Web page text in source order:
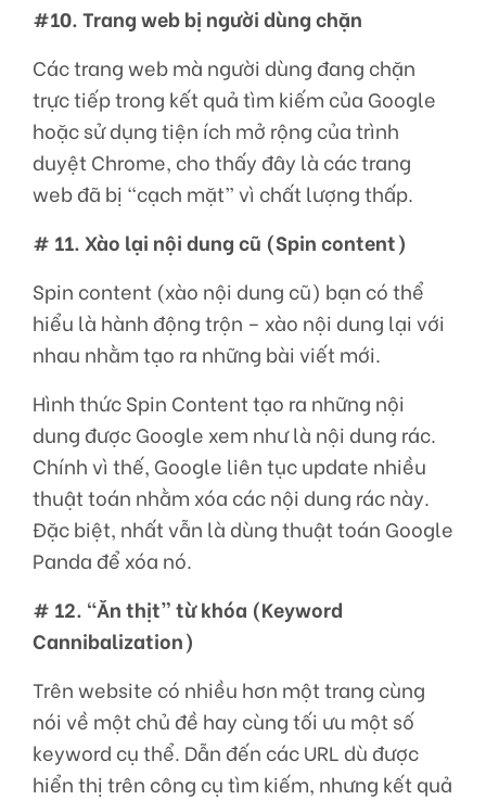
#10. Trang web bị người dùng chặn
Các trang web mà người dùng đang chặn
trực tiếp trong kết quả tìm kiếm của Google
hoặc sử dụng tiện ích mở rộng của trình
duyệt Chrome, cho thấy đây là các trang
web đã bị “cạch mặt” vì chất lượng thấp.
# 11. Xào lại nội dung cũ (Spin content)
Spin content (xào nội dung cũ) bạn có thể
hiểu là hành động trộn – xào nội dung lại với
nhau nhằm tạo ra những bài viết mới.
Hình thức Spin Content tạo ra những nội
dung được Google xem như là nội dung rác.
Chính vì thế, Google liên tục update nhiều
thuật toán nhằm xóa các nội dung rác này.
Đặc biệt, nhất vẫn là dùng thuật toán Google
Panda để xóa nó.
# 12. “Ăn thịt” từ khóa (Keyword
Cannibalization)
Trên website có nhiều hơn một trang cùng
nói về một chủ đề hay cùng tối ưu một số
keyword cụ thể. Dẫn đến các URL dù được
hiển thị trên công cụ tìm kiếm, nhưng kết quả